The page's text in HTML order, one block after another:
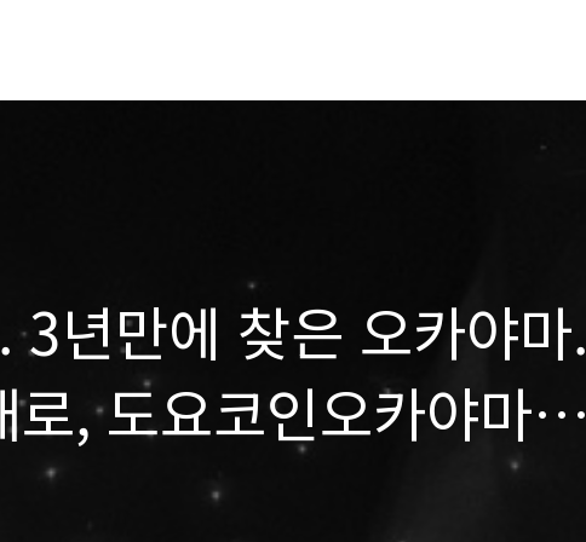
년만에 찾은 오카야마.
, 도요코인오카야마